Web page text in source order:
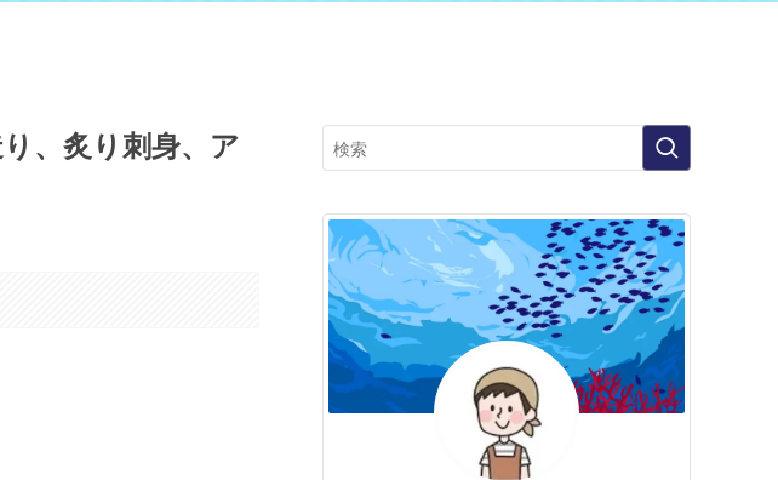
、炙り刺身、ア